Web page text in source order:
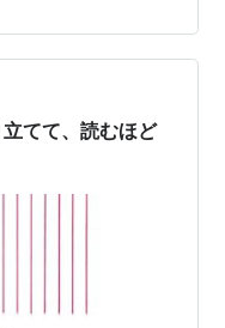
ように＋つつまし
を「楽しむ」のだか
は財産・金銭、そし
副題の「現金主義…
てて、読むほど